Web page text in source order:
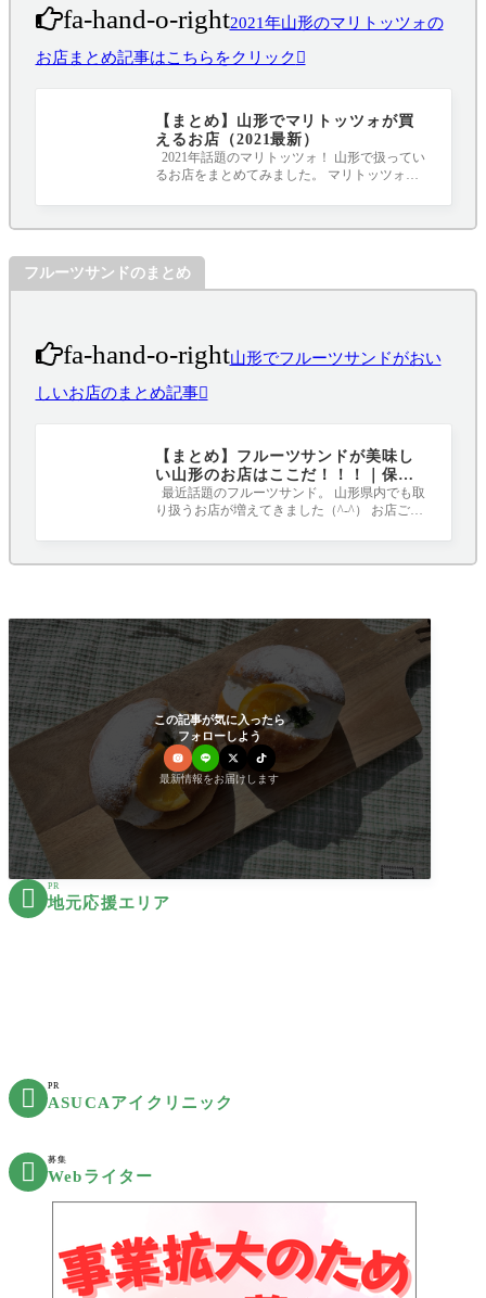
fa-hand-o-right2021年山形のマリトッツォの
お店まとめ記事はこちらをクリック
【まとめ】山形でマリトッツォが買
えるお店（2021最新）
2021年話題のマリトッツォ！ 山形で扱ってい
るお店をまとめてみました。 マリトッツォと
フルーツサンドのまとめ
fa-hand-o-right山形でフルーツサンドがおい
しいお店のまとめ記事
【まとめ】フルーツサンドが美味し
い山形のお店はここだ！！！｜保存
版
最近話題のフルーツサンド。 山形県内でも取
り扱うお店が増えてきました（^-^） お店ごと
この記事が気に入ったら
フォローしよう
最新情報をお届けします
 PR
地元応援エリア
 PR
ASUCAアイクリニック
 募集
Webライター